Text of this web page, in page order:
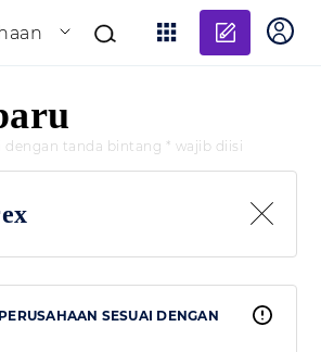
dengan tanda bintang * wajib diisi
SESUAI DENGAN